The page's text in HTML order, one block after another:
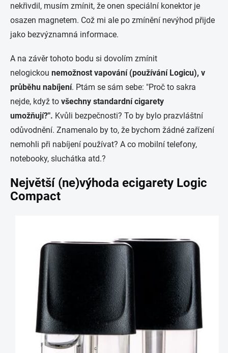
nekřivdil, musím zmínit, že onen speciální konektor je
osazen magnetem. Což mi ale po zmínění nevýhod přijde
jako bezvýznamná informace.
A na závěr tohoto bodu si dovolím zmínit
nelogickou nemožnost vapování (používání Logicu), v
průběhu nabíjení. Ptám se sám sebe: "Proč to sakra
nejde, když to všechny standardní cigarety
umožňují?". Kvůli bezpečnosti? To by bylo prazvláštní
odůvodnění. Znamenalo by to, že bychom žádné zařízení
nemohli při nabíjení používat? A co mobilní telefony,
notebooky, sluchátka atd.?
Největší (ne)výhoda ecigarety Logic
Compact